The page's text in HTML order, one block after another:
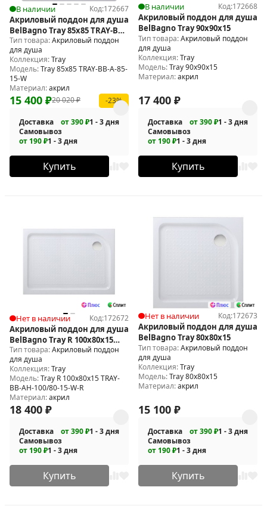
В наличии Код:172667
Акриловый поддон для душа
BelBagno Tray 85х85 TRAY-BB-
A-85-15-W
Тип товара:Акриловый поддон
для душа
Коллекция:Tray
Модель:Tray 85х85 TRAY-BB-A-85-
15-W
Материал:акрил
20 020₽
15 400 ₽ -23%
Доставка от 390 ₽1 - 3 дня
Самовывоз
от 190 ₽1 - 3 дня
Купить
В наличии Код:172668
Акриловый поддон для душа
BelBagno Tray 90x90x15
Тип товара:Акриловый поддон
для душа
Коллекция:Tray
Модель:Tray 90x90x15
Материал:акрил
17 400 ₽
Доставка от 390 ₽1 - 3 дня
Самовывоз
от 190 ₽1 - 3 дня
Купить
Нет в наличии Код:172672
Акриловый поддон для душа
BelBagno Tray R 100x80x15
TRAY-BB-AH-100/80-15-W-R
Тип товара:Акриловый поддон
для душа
Коллекция:Tray
Модель:Tray R 100x80x15 TRAY-
BB-AH-100/80-15-W-R
Материал:акрил
18 400 ₽
Доставка от 390 ₽1 - 3 дня
Самовывоз
от 190 ₽1 - 3 дня
Купить
Нет в наличии Код:172673
Акриловый поддон для душа
BelBagno Tray 80x80x15
Тип товара:Акриловый поддон
для душа
Коллекция:Tray
Модель:Tray 80x80x15
Материал:акрил
15 100 ₽
Доставка от 390 ₽1 - 3 дня
Самовывоз
от 190 ₽1 - 3 дня
Купить